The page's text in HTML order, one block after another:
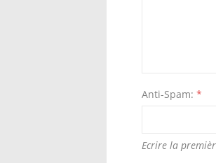
Anti-Spam: *
Ecrire la